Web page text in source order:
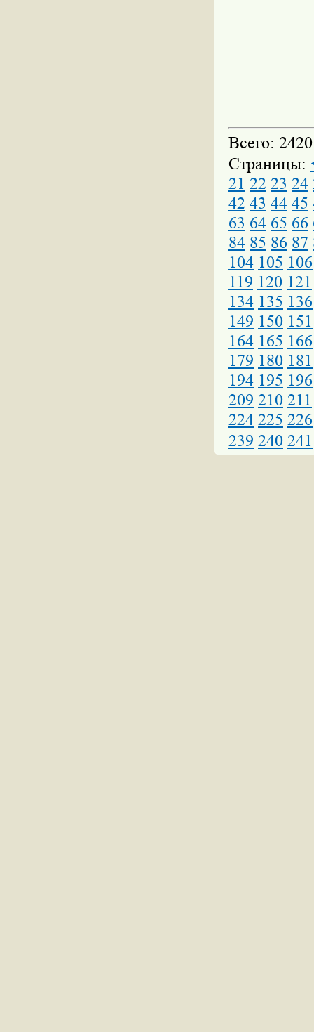
Всего: 2420
Страницы:
21 22 23 24
42 43 44 45
63 64 65 66
84 85 86 87
104 105 106
119 120 121
134 135 136
149 150 151
164 165 166
179 180 181
194 195 196
209 210 211
224 225 226
239 240 241